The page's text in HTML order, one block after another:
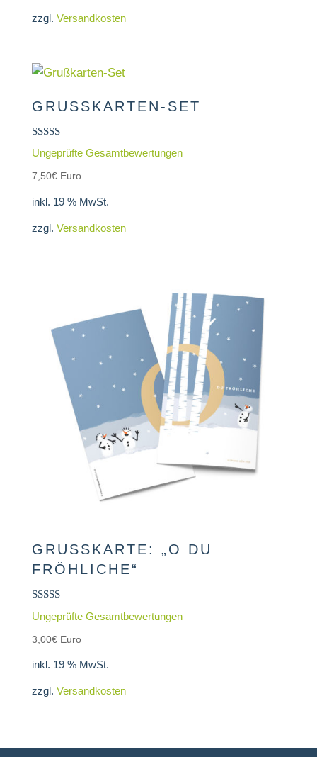
zzgl. Versandkosten
GRUSSKARTEN-SET
Bewertet
mit
von 5
Ungeprüfte Gesamtbewertungen
7,50€ Euro
inkl. 19 % MwSt.
zzgl. Versandkosten
GRUSSKARTE: „O DU F
RÖHLICHE“
mit
von 5
Ungeprüfte Gesamtbewertungen
3,00€ Euro
inkl. 19 % MwSt.
zzgl. Versandkosten